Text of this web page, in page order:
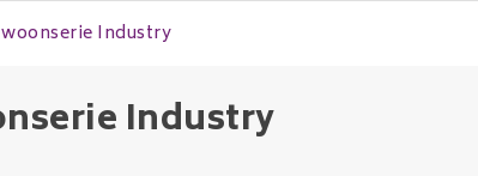
woonserie Industry
Industry